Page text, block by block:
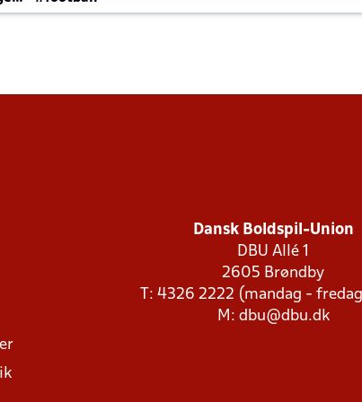
Dansk Boldspil-Union
DBU Allé 1
2605 Brøndby
T: 4326 2222 (mandag -
M: dbu@dbu.dk